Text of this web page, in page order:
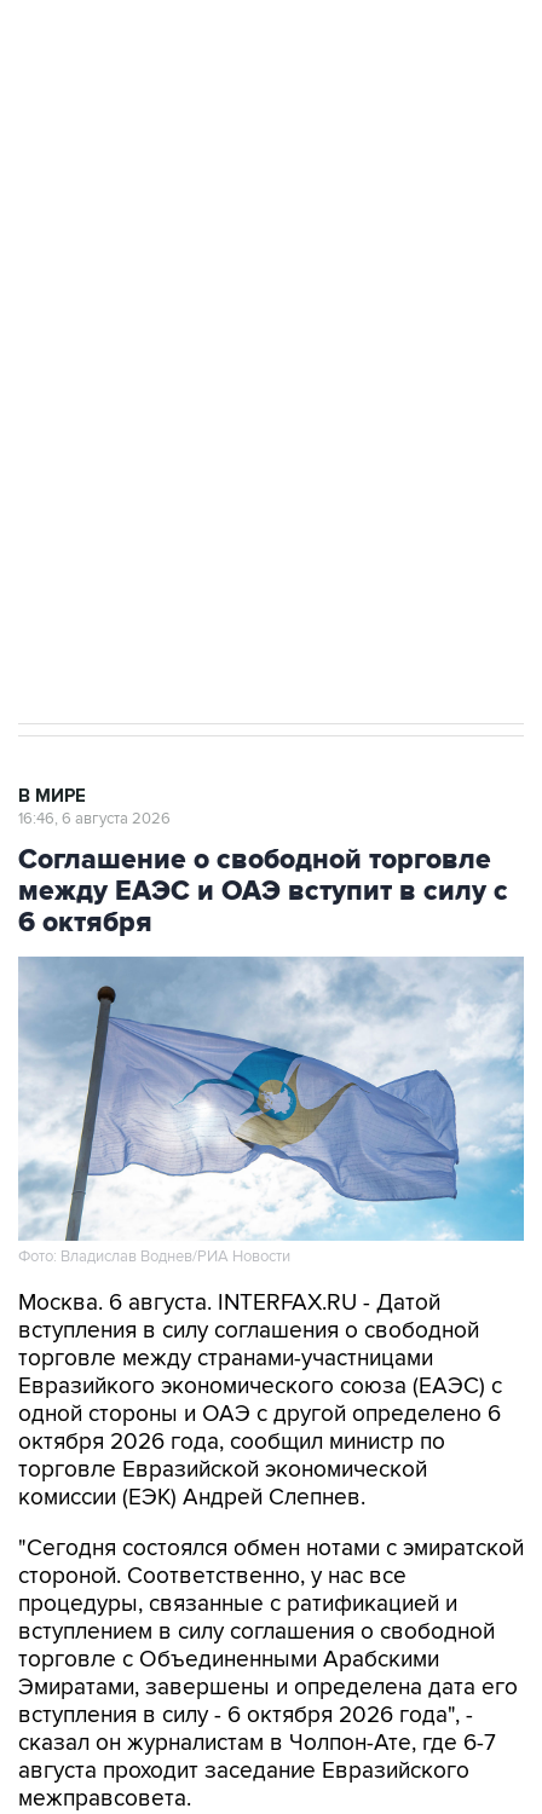
В МИРЕ
16:46, 6 августа 2026
Соглашение о свободной торговле
между ЕАЭС и ОАЭ вступит в силу с
6 октября
Фото: Владислав Воднев/РИА Новости
Москва. 6 августа. INTERFAX.RU - Датой
вступления в силу соглашения о свободной
торговле между странами-участницами
Евразийкого экономического союза (ЕАЭС) с
одной стороны и ОАЭ с другой определено 6
октября 2026 года, сообщил министр по
торговле Евразийской экономической
комиссии (ЕЭК) Андрей Слепнев.
"Сегодня состоялся обмен нотами с эмиратской
стороной. Соответственно, у нас все
процедуры, связанные с ратификацией и
вступлением в силу соглашения о свободной
торговле с Объединенными Арабскими
Эмиратами, завершены и определена дата его
вступления в силу - 6 октября 2026 года", -
сказал он журналистам в Чолпон-Ате, где 6-7
августа проходит заседание Евразийского
межправсовета.